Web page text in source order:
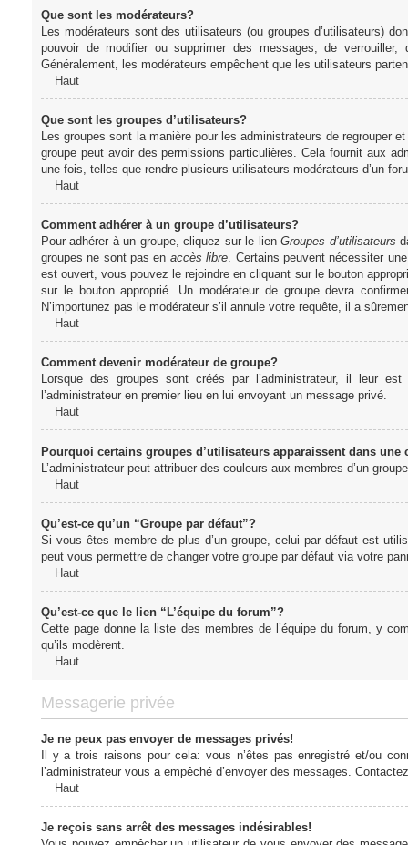
Que sont les modérateurs?
Les modérateurs sont des utilisateurs (ou groupes d’utilisateurs)
pouvoir de modifier ou supprimer des messages, de
Généralement, les modérateurs empêchent que les utilisateurs
Haut
Que sont les groupes d’utilisateurs?
Les groupes sont la manière pour les administrateurs de regrouper
groupe peut avoir des permissions particulières. Cela fournit aux
une fois, telles que rendre plusieurs utilisateurs modérateurs d’un
Haut
Comment adhérer à un groupe d’utilisateurs?
Pour adhérer à un groupe, cliquez sur le lienGroupes d’utilisateurs
groupes ne sont pas en accès libre. Certains peuvent nécessiter
est ouvert, vous pouvez le rejoindre en cliquant sur le bouton
sur le bouton approprié. Un modérateur de groupe devra
N’importunez pas le modérateur s’il annule votre requête, il a
Haut
Comment devenir modérateur de groupe?
Lorsque des groupes sont créés par l’administrateur, il leur
l’administrateur en premier lieu en lui envoyant un message privé.
Haut
Pourquoi certains groupes d’utilisateurs apparaissent dans une
L’administrateur peut attribuer des couleurs aux membres d’un
Haut
Qu’est-ce qu’un “Groupe par défaut”?
Si vous êtes membre de plus d’un groupe, celui par défaut est
peut vous permettre de changer votre groupe par défaut via votre
Haut
Qu’est-ce que le lien “L’équipe du forum”?
Cette page donne la liste des membres de l’équipe du forum, y
qu’ils modèrent.
Haut
Messagerie privée
Je ne peux pas envoyer de messages privés!
Il y a trois raisons pour cela: vous n’êtes pas enregistré et/ou
l’administrateur vous a empêché d’envoyer des messages.
Haut
Je reçois sans arrêt des messages indésirables!